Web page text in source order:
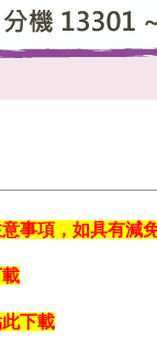
事項， 如具有減
下載